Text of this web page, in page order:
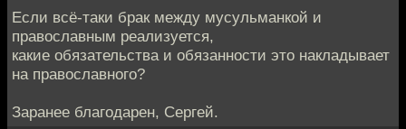
Если всё-таки брак между мусульманкой и
православным реализуется,
какие обязательства и обязанности это накладывает
на православного?
Заранее благодарен, Сергей.